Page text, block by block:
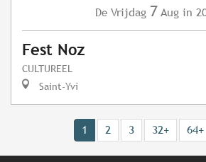
De Vrijdag 7 Aug in
Fest Noz
CULTUREEL
Saint-Yvi
1 2 3 32+ 64+